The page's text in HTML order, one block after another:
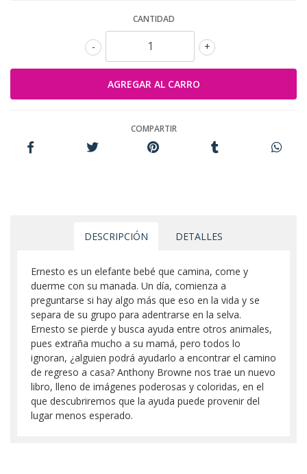
CANTIDAD
+
-
COMPARTIR
DESCRIPCIÓN DETALLES
Ernesto es un elefante bebé que camina, come y
duerme con su manada. Un día, comienza a
preguntarse si hay algo más que eso en la vida y se
separa de su grupo para adentrarse en la selva.
Ernesto se pierde y busca ayuda entre otros animales,
pues extraña mucho a su mamá, pero todos lo
ignoran, ¿alguien podrá ayudarlo a encontrar el camino
de regreso a casa? Anthony Browne nos trae un nuevo
libro, lleno de imágenes poderosas y coloridas, en el
que descubriremos que la ayuda puede provenir del
lugar menos esperado.